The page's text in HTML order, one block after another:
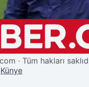
· Tüm hakları
Künye